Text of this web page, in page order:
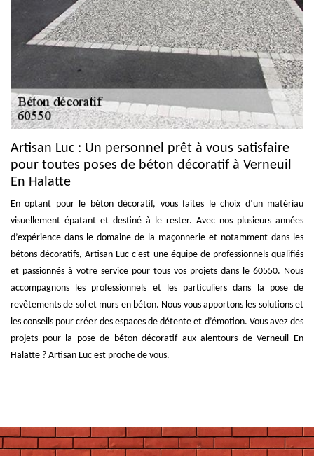
Artisan Luc : Un personnel prêt à vous satisfaire
pour toutes poses de béton décoratif à Verneuil
En Halatte
En optant pour le béton décoratif, vous faites le choix d’un matériau
visuellement épatant et destiné à le rester. Avec nos plusieurs années
d’expérience dans le domaine de la maçonnerie et notamment dans les
bétons décoratifs, Artisan Luc c'est une équipe de professionnels qualifiés
et passionnés à votre service pour tous vos projets dans le 60550. Nous
accompagnons les professionnels et les particuliers dans la pose de
revêtements de sol et murs en béton. Nous vous apportons les solutions et
les conseils pour créer des espaces de détente et d’émotion. Vous avez des
projets pour la pose de béton décoratif aux alentours de Verneuil En
Halatte ? Artisan Luc est proche de vous.